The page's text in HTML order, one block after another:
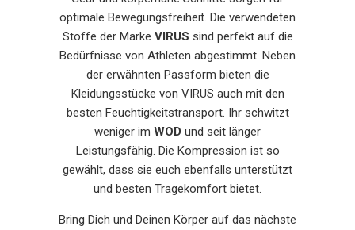
optimale Bewegungsfreiheit. Die verwendeten
Stoffe der Marke VIRUS sind perfekt auf die
Bedürfnisse von Athleten abgestimmt. Neben
der erwähnten Passform bieten die
Kleidungsstücke von VIRUS auch mit den
besten Feuchtigkeitstransport. Ihr schwitzt
weniger im WOD und seit länger
Leistungsfähig. Die Kompression ist so
gewählt, dass sie euch ebenfalls unterstützt
und besten Tragekomfort bietet.
Bring Dich und Deinen Körper auf das nächste